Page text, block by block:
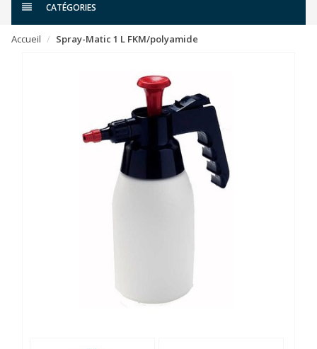
CATÉGORIES
Accueil Spray-Matic 1 L FKM/polyamide